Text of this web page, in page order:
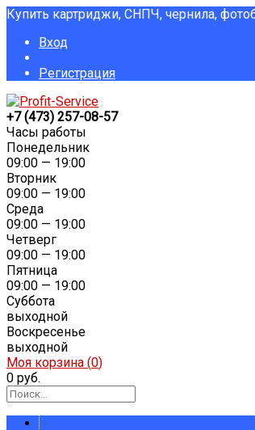
Купить картриджи, СНПЧ, чернила,
Вход
Регистрация
+7 (473) 257-08-57
Часы работы
Понедельник
09:00 — 19:00
Вторник
09:00 — 19:00
Среда
09:00 — 19:00
Четверг
09:00 — 19:00
Пятница
09:00 — 19:00
Суббота
выходной
Воскресенье
выходной
Моя корзина (0)
0 руб.